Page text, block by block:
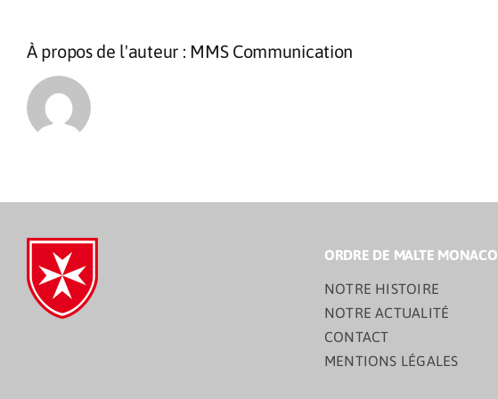
À propos de l'auteur : MMS Communication
ORDRE DE MALTE MONACO
NOTRE HISTOIRE
NOTRE ACTUALITÉ
CONTACT
MENTIONS LÉGALES